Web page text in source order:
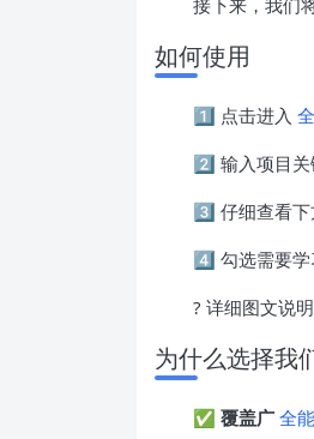
如何使用
1️⃣ 点击进入
2️⃣ 输入项目
3️⃣ 仔细查看
4️⃣ 勾选需要
? 详细图文说
为什么选择我
✅ 覆盖广 全